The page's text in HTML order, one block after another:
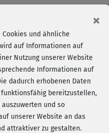
×
und ähnliche
auf Informationen auf
Nutzung unserer Website
Informationen auf
dadurch erhobenen Daten
bereitzustellen,
und so
unserer Website an das
attraktiver zu gestalten.